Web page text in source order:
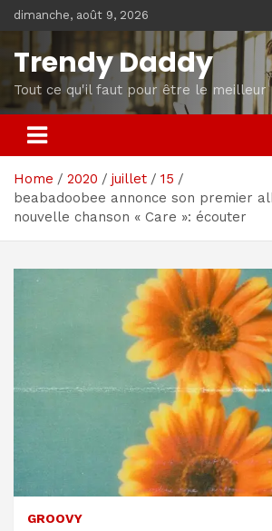
Skip
to
content
dimanche, août 9, 2026
Trendy Daddy
Tout ce qu'il faut pour être le meilleur
Home 2020 juillet
15
beabadoobee annonce son premier
nouvelle chanson « Care »: écouter
GROOVY